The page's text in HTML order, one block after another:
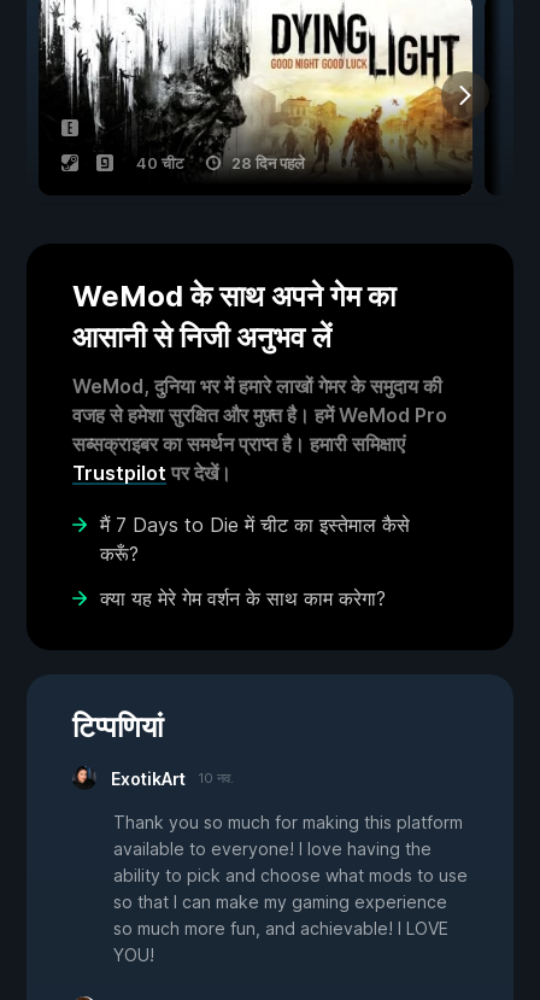
40 चीट 28 दिन पहले
WeMod के साथ अपने गेम का
आसानी से निजी अनुभव लें
WeMod, दुनिया भर में हमारे लाखों गेमर के समुदाय की
वजह से हमेशा सुरक्षित और मुफ़्त है। हमें WeMod Pro
सब्सक्राइबर का समर्थन प्राप्त है। हमारी समिक्षाएं
Trustpilot पर देखें।
मैं 7 Days to Die में चीट का इस्तेमाल कैसे
करूँ?
क्या यह मेरे गेम वर्शन के साथ काम करेगा?
टिप्पणियां
ExotikArt 10 नव.
Thank you so much for making this platform
available to everyone! I love having the
ability to pick and choose what mods to use
so that I can make my gaming experience
so much more fun, and achievable! I LOVE
YOU!